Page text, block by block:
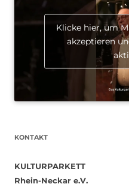
Klicke hier, um
akzeptieren
KONTAKT
KULTURPARKETT
Rhein-Neckar e.V.